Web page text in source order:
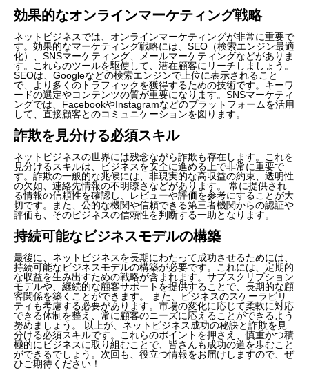
効果的なオンラインマーケティング戦略
ネットビジネスでは、オンラインマーケティングが非常に重要で
す。効果的なマーケティング戦略には、SEO（検索エンジン最適
化）、SNSマーケティング、メールマーケティングなどがありま
す。これらのツールを駆使して、潜在顧客にリーチしましょう。
SEOは、Googleなどの検索エンジンで上位に表示されること
で、より多くのトラフィックを獲得するための技術です。キーワ
ードの選定やコンテンツの質が重要になります。SNSマーケティ
ングでは、FacebookやInstagramなどのプラットフォームを活用
して、直接顧客とのコミュニケーションを図ります。
詐欺を見分ける必須スキル
ネットビジネスの世界には残念ながら詐欺も存在します。これを
見分けるスキルは、ビジネスを安全に進める上で非常に重要で
す。詐欺の一般的な兆候には、非現実的な高収益の約束、透明性
の欠如、連絡先情報の不明瞭さなどがあります。 常に提供され
る情報の信頼性を確認し、レビューや評価を参考にすることが大
切です。また、公的な機関や信頼できる第三者機関からの認証や
評価も、そのビジネスの信頼性を判断する一助となります。
持続可能なビジネスモデルの構築
最後に、ネットビジネスを長期にわたって成功させるためには、
持続可能なビジネスモデルの構築が必要です。これには、定期的
な収益を生み出すための戦略が含まれます。サブスクリプション
モデルや、継続的な顧客サポートを提供することで、長期的な顧
客関係を築くことができます。 また、ビジネスのスケーラビリ
ティも考慮する必要があります。市場の変化に応じて柔軟に対応
できる体制を整え、常に顧客のニーズに応えることができるよう
努めましょう。 以上が、ネットビジネス成功の秘訣と詐欺を見
分ける必須スキルです。これらのポイントを押さえ、慎重かつ積
極的にビジネスに取り組むことで、皆さんも成功の道を歩むこと
ができるでしょう。次回も、役立つ情報をお届けしますので、ぜ
ひご期待ください！